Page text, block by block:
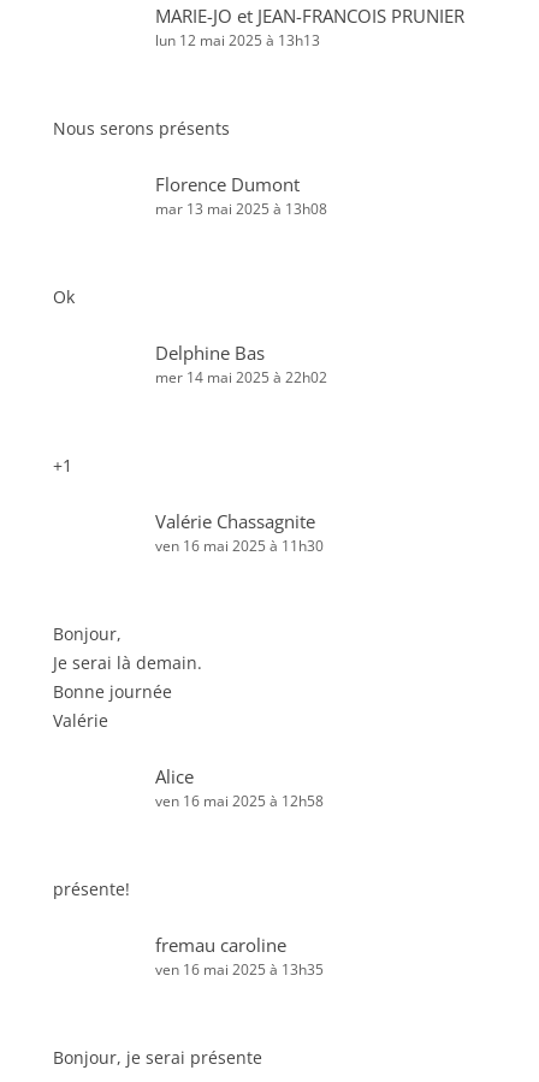
MARIE-JO et JEAN-FRANCOIS PRUNIER
lun 12 mai 2025 à 13h13
Nous serons présents
Florence Dumont
mar 13 mai 2025 à 13h08
Ok
Delphine Bas
mer 14 mai 2025 à 22h02
+1
Valérie Chassagnite
ven 16 mai 2025 à 11h30
Bonjour,
Je serai là demain.
Bonne journée
Valérie
Alice
ven 16 mai 2025 à 12h58
présente!
fremau caroline
ven 16 mai 2025 à 13h35
Bonjour, je serai présente